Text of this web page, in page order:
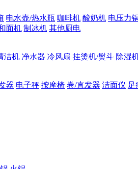
电水壶/热水瓶 咖啡机 酸奶机 电压力
面机 制冰机 其他厨电
洁机 净水器 冷风扇 挂烫机/熨斗 除湿
器 电子秤 按摩椅 卷/直发器 洁面仪 足